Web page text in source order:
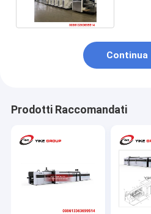
Continua
Prodotti Raccomandati